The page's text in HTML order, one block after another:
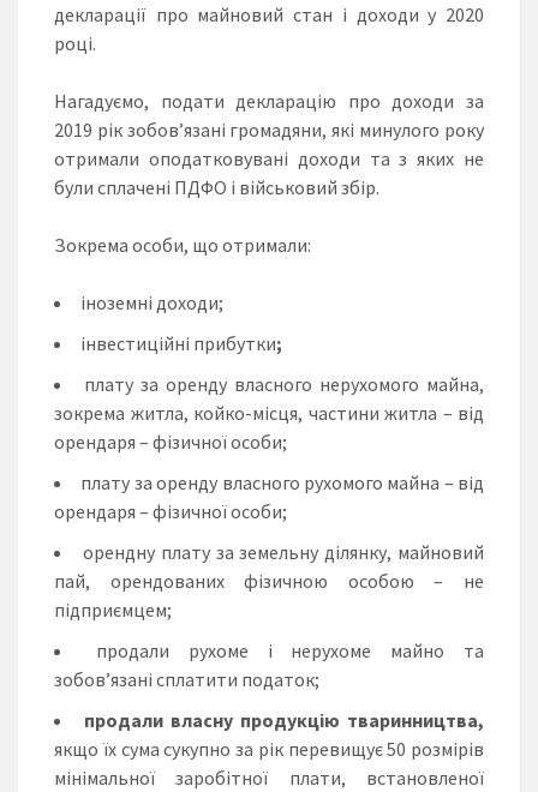
декларації про майновий стан і доходи у 2020
році.
Нагадуємо, подати декларацію про доходи за
2019 рік зобов’язані громадяни, які минулого року
отримали оподатковувані доходи та з яких не
були сплачені ПДФО і військовий збір.
Зокрема особи, що отримали:
іноземні доходи;
інвестиційні прибутки;
плату за оренду власного нерухомого майна,
зокрема житла, койко-місця, частини житла – від
орендаря – фізичної особи;
плату за оренду власного рухомого майна – від
орендаря – фізичної особи;
орендну плату за земельну ділянку, майновий
пай, орендованих фізичною особою – не
підприємцем;
продали рухоме і нерухоме майно та
зобов’язані сплатити податок;
продали власну продукцію тваринництва,
якщо їх сума сукупно за рік перевищує 50 розмірів
мінімальної заробітної плати, встановленої